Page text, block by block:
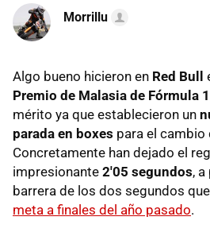
Morrillu
Algo bueno hicieron en Red Bull
Premio de Malasia de Fórmula 1
mérito ya que establecieron un
parada en boxes para el cambio
Concretamente han dejado el
impresionante 2'05 segundos,
barrera de los dos segundos
meta a finales del año pasado.